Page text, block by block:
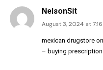
NelsonSit
August 3, 2024 at
mexican drugstore
– buying